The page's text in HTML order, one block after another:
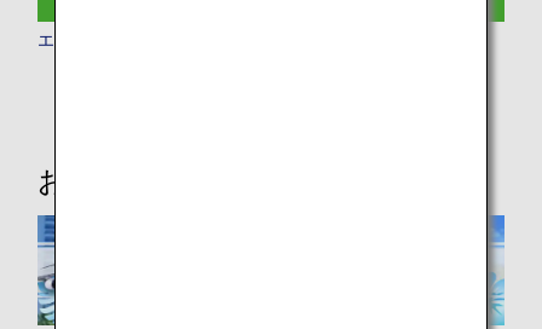
エコノミークラス
おススメ情報